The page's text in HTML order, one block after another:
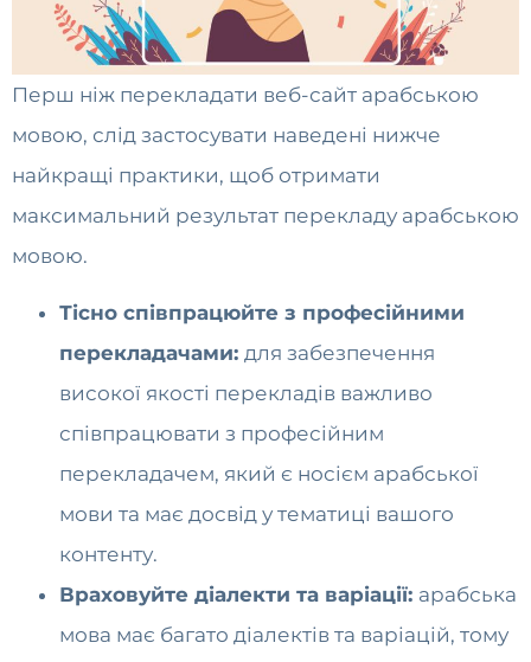
Перш ніж перекладати веб-сайт арабською
мовою, слід застосувати наведені нижче
найкращі практики, щоб отримати
максимальний результат перекладу арабською
мовою.
Тісно співпрацюйте з професійними
перекладачами: для забезпечення
високої якості перекладів важливо
співпрацювати з професійним
перекладачем, який є носієм арабської
мови та має досвід у тематиці вашого
контенту.
Враховуйте діалекти та варіації: арабська
мова має багато діалектів та варіацій, тому